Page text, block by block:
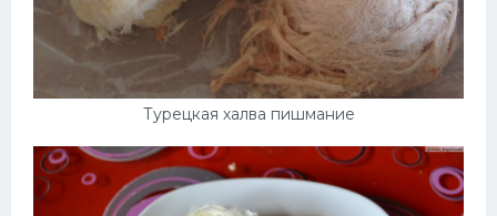
Турецкая халва пишмание